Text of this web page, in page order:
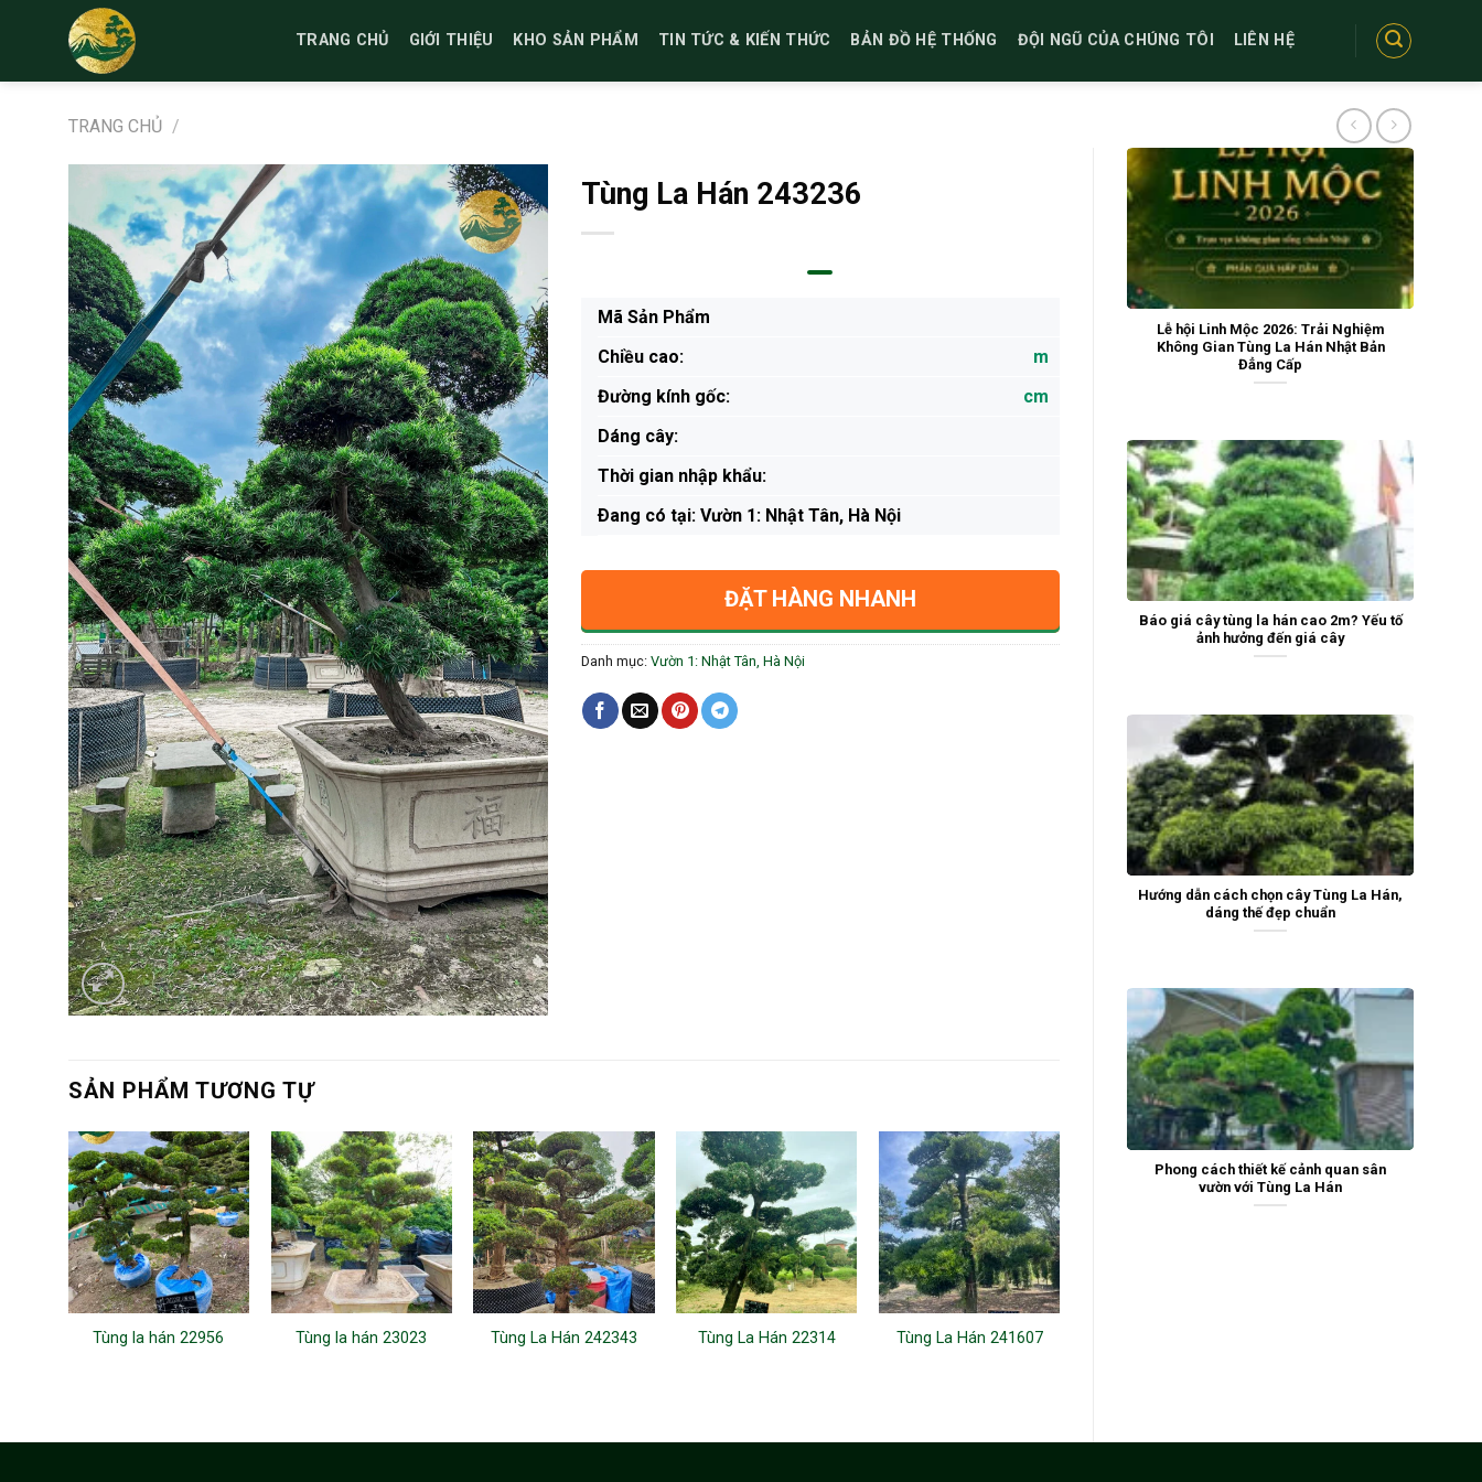
TRANG CHỦ GIỚI THIỆU KHO SẢN PHẨM TIN TỨC & KIẾN THỨC BẢN ĐỒ HỆ THỐNG ĐỘI NGŨ CỦA CHÚNG TÔI LIÊN HỆ
TRANG CHỦ /
Lễ hội Linh Mộc 2026: Trải Nghiệm
Không Gian Tùng La Hán Nhật Bản
Đẳng Cấp
Báo giá cây tùng la hán cao 2m? Yếu tố
ảnh hưởng đến giá cây
Hướng dẫn cách chọn cây Tùng La Hán,
dáng thế đẹp chuẩn
Phong cách thiết kế cảnh quan sân
vườn với Tùng La Hán
Tùng La Hán 243236
Mã Sản Phẩm
Chiều cao:
m
Đường kính gốc:
cm
Dáng cây:
Thời gian nhập khẩu:
Ðang có tại: Vườn 1: Nhật Tân, Hà Nội
ĐẶT HÀNG NHANH
Danh mục: Vườn 1: Nhật Tân, Hà Nội
SẢN PHẨM TƯƠNG TỰ
Tùng la hán 22956 Tùng la hán 23023 Tùng La Hán 242343 Tùng La Hán 22314 Tùng La Hán 241607